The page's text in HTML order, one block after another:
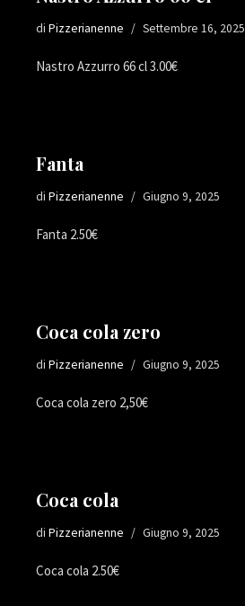
di Pizzerianenne Settembre 16, 2025
Nastro Azzurro 66 cl 3.00€
Fanta
di Pizzerianenne Giugno 9, 2025
Fanta 2.50€
Coca cola zero
di Pizzerianenne Giugno 9, 2025
Coca cola zero 2,50€
Coca cola
di Pizzerianenne Giugno 9, 2025
Coca cola 2.50€